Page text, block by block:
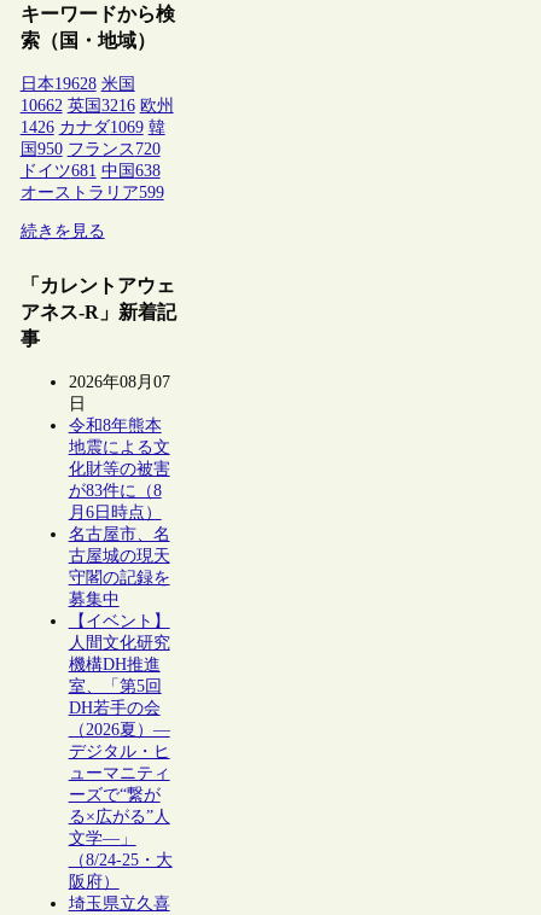
キーワードから検
索（国・地域）
日本19628 米国
10662 英国 3216 欧州
1426 カナダ1069 韓
国 950 フランス 720
ドイツ681 中国 638
オーストラリア599
続きを見る
「カレントアウェ
アネス-R」新着記
事
2026年08月07
日
令和8年熊本
地震による文
化財等の被害
が83件に（8
月6日時点）
名古屋市、名
古屋城の現天
守閣の記録を
募集中
【イベント】
人間文化研究
機構DH推進
室、「第5回
DH若手の会
（2026夏）―
デジタル・ヒ
ューマニティ
ーズで“繋が
る×広がる”人
文学―」
（8/24-25・大
阪府）
埼玉県立久喜